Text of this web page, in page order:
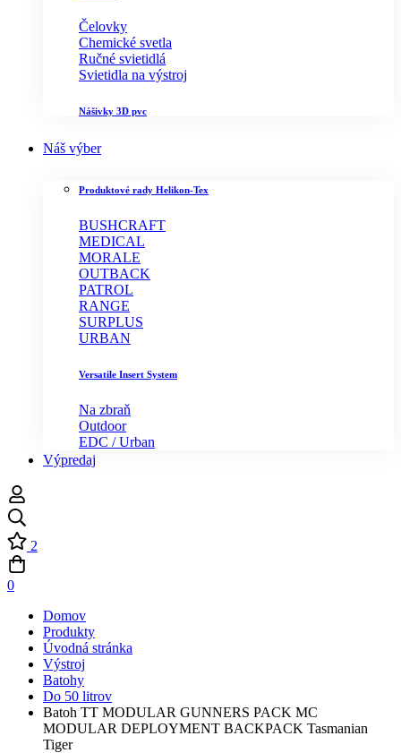
Čelovky
Chemické svetla
Ručné svietidlá
Svietidla na výstroj
Nášivky 3D pvc
Náš výber
Produktové rady Helikon-Tex
BUSHCRAFT
MEDICAL
MORALE
OUTBACK
PATROL
RANGE
SURPLUS
URBAN
Versatile Insert System
Na zbraň
Outdoor
EDC / Urban
Výpredaj
2
0
Domov
Produkty
Úvodná stránka
Výstroj
Batohy
Do 50 litrov
Batoh TT MODULAR GUNNERS PACK MC
MODULAR DEPLOYMENT BACKPACK Tasmanian
Tiger